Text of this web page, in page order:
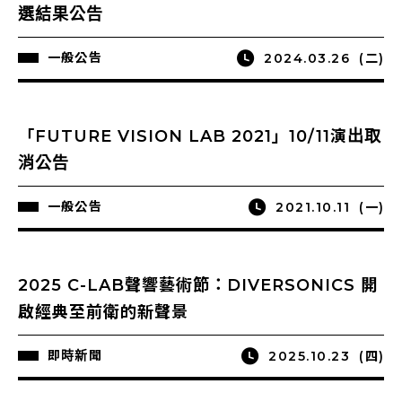
選結果公告
一般公告 2024.03.26 (二)
「FUTURE VISION LAB 2021」10/11演出取
消公告
一般公告 2021.10.11 (一)
2025 C-LAB聲響藝術節：DIVERSONICS 開
啟經典至前衛的新聲景
即時新聞 2025.10.23 (四)